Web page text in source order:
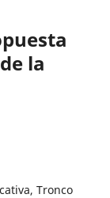
la
Tronco